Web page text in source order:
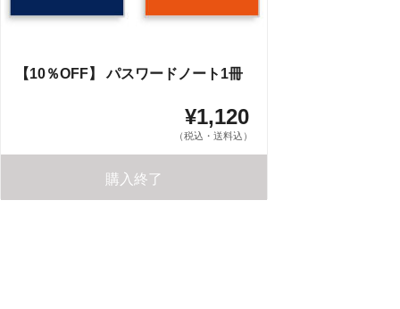
【10％OFF】 パスワードノート1冊
¥1,120
（税込・送料込）
購入終了